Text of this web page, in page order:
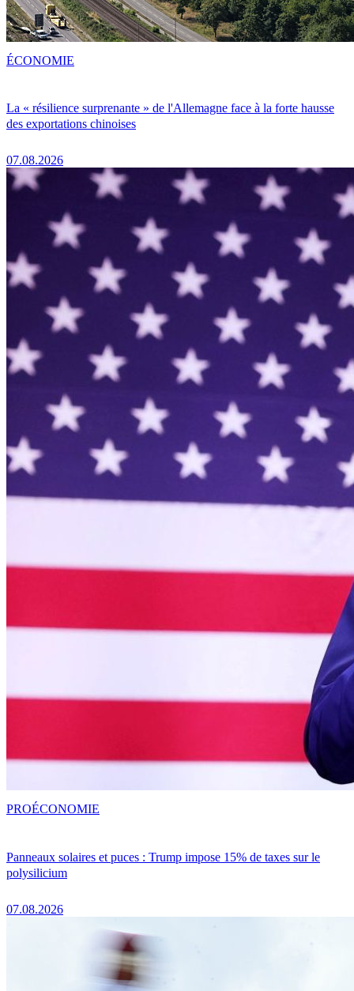
La « résilience surprenante » de l'Allemagne face à la forte hausse
des exportations chinoises
07.08.2026
ÉCONOMIE
Panneaux solaires et puces : Trump impose 15% de taxes sur le
polysilicium
07.08.2026
PROÉCONOMIE